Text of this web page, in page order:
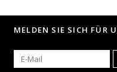
MELDEN SIE SICH FÜR